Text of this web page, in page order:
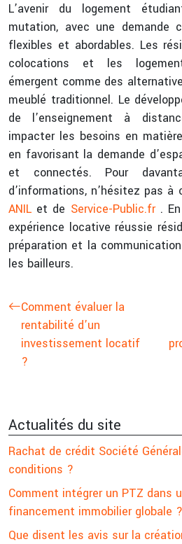
L’avenir du logement
mutation, avec une demande
flexibles et abordables. Les
colocations et les
émergent comme des
meublé traditionnel. Le
de l’enseignement à
impacter les besoins en
en favorisant la demande
et connectés. Pour
d’informations, n’hésitez pas
ANIL et de Service-Public.fr .
expérience locative réussie
préparation et la
les bailleurs.
Comment évaluer la
rentabilité d’un
investissement locatif
?
Actualités du site
Rachat de crédit Société
conditions ?
Comment intégrer un PTZ dans
financement immobilier globale ?
Que disent les avis sur la